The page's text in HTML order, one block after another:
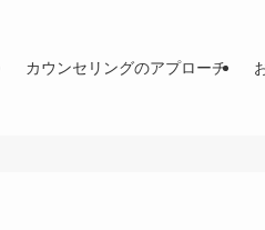
カウンセリングのアプローチ